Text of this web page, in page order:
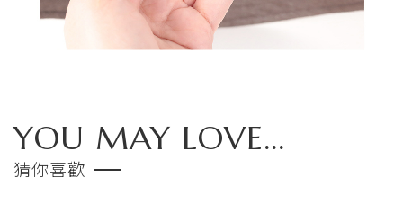
YOU MAY LOVE...
猜你喜歡